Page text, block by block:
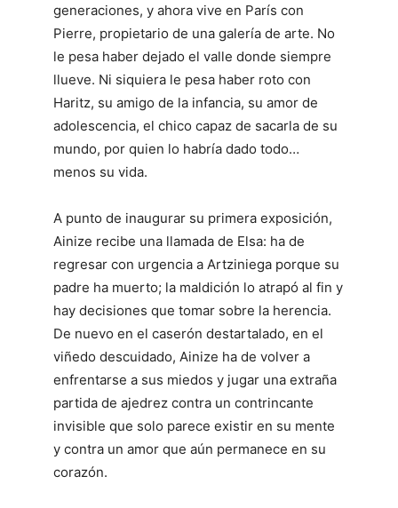
generaciones, y ahora vive en París con
Pierre, propietario de una galería de arte. No
le pesa haber dejado el valle donde siempre
llueve. Ni siquiera le pesa haber roto con
Haritz, su amigo de la infancia, su amor de
adolescencia, el chico capaz de sacarla de su
mundo, por quien lo habría dado todo…
menos su vida.
A punto de inaugurar su primera exposición,
Ainize recibe una llamada de Elsa: ha de
regresar con urgencia a Artziniega porque su
padre ha muerto; la maldición lo atrapó al fin y
hay decisiones que tomar sobre la herencia.
De nuevo en el caserón destartalado, en el
viñedo descuidado, Ainize ha de volver a
enfrentarse a sus miedos y jugar una extraña
partida de ajedrez contra un contrincante
invisible que solo parece existir en su mente
y contra un amor que aún permanece en su
corazón.